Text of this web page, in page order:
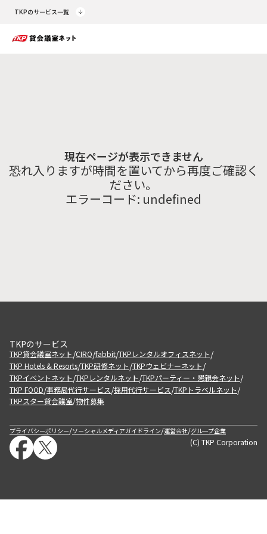
TKPのサービス一覧
現在ページが表示できません
恐れ入りますが時間を置いてから再度ご確認く
ださい。
エラーコード: undefined
TKPのサービス
TKP貸会議室ネット/CIRQ/fabbit/TKPレンタルオフィスネット/
TKP Hotels & Resorts/TKP研修ネット/TKPウェビナーネット/
TKPイベントネット/TKPレンタルネット/TKPパーティー・懇親会ネット/
TKP FOOD/事務局代行サービス/採用代行サービス/TKPトラベルネット/
TKPスター貸会議室/物件募集
プライバシーポリシー/ソーシャルメディアガイドライン/運営会社/グループ企業
(C) TKP Corporation